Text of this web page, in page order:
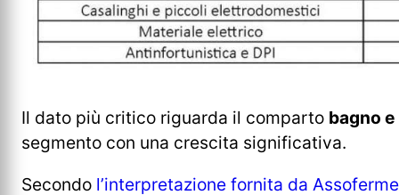
Il dato più critico riguarda il comparto bagno
segmento con una crescita significativa.
Secondo l’interpretazione fornita da